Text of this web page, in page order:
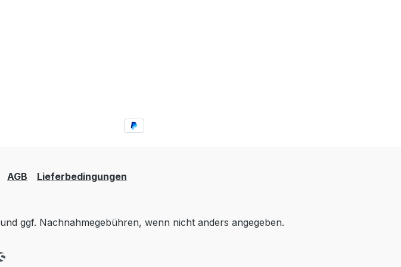
AGB Lieferbedingungen
und ggf. Nachnahmegebühren, wenn nicht anders angegeben.